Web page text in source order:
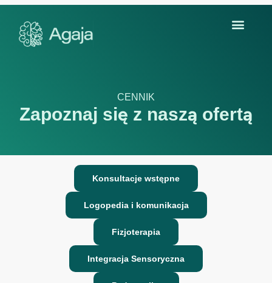
CENNIK
Zapoznaj się z naszą ofertą
Konsultacje wstępne​
Logopedia i komunikacja​
Fizjoterapia​
Integracja Sensoryczna​